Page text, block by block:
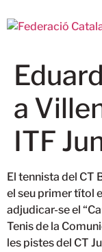
a
ITF
El tennista del CT
el seu primer títol
adjudicar-se el
Tenis de la
les pistes del CT